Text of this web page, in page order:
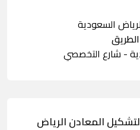
السعودية
- شارع التخصصي
المعادن الرياض